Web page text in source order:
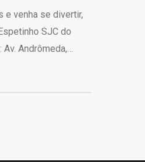
e venha se divertir,
SJC do
Av. Andrômeda,…